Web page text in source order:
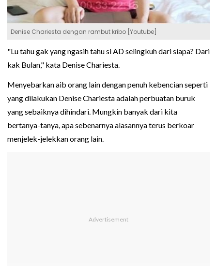
Denise Chariesta dengan rambut kribo [Youtube]
"Lu tahu gak yang ngasih tahu si AD selingkuh dari siapa? Dari
kak Bulan," kata Denise Chariesta.
Menyebarkan aib orang lain dengan penuh kebencian seperti
yang dilakukan Denise Chariesta adalah perbuatan buruk
yang sebaiknya dihindari. Mungkin banyak dari kita
bertanya-tanya, apa sebenarnya alasannya terus berkoar
menjelek-jelekkan orang lain.